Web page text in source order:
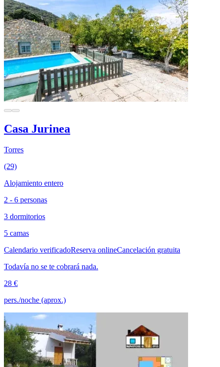
Casa Jurinea
Torres
(29)
Alojamiento entero
2 - 6 personas
3 dormitorios
5 camas
Calendario verificadoReserva onlineCancelación gratuita
Todavía no se te cobrará nada.
28 €
pers./noche (aprox.)